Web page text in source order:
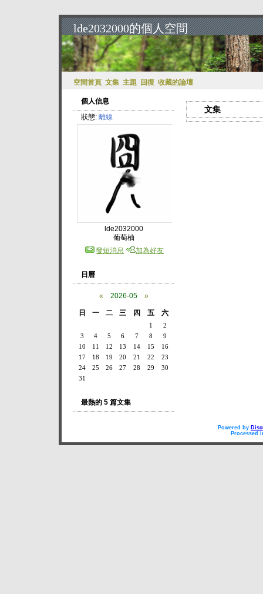
lde2032000的個人空間
空間首頁 文集 主題 回復 收藏的論壇
個人信息
狀態: 離線
lde2032000
葡萄柚
發短消息
加為好友
日曆
« 2026-05 »
日 一 二 三 四 五 六
1
2
3
4 5 6 7 8
9
10
11 12 13 14 15
16
17
18 19 20 21 22
23
24
25 26 27 28 29
30
31
最熱的 5 篇文集
文集
Powered by
Processed